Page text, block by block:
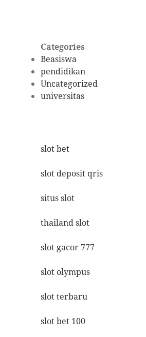
Categories
Beasiswa
pendidikan
Uncategorized
universitas
slot bet
slot deposit qris
situs slot
thailand slot
slot gacor 777
slot olympus
slot terbaru
slot bet 100